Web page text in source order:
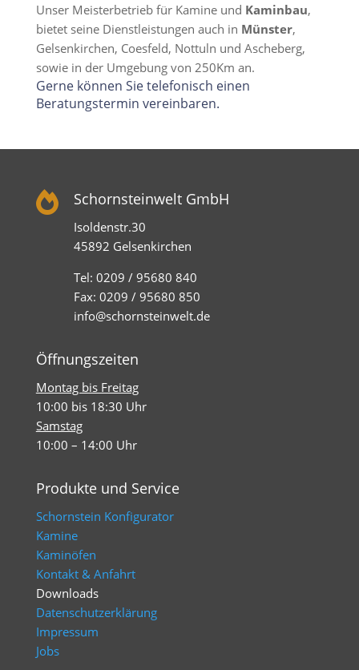
Unser Meisterbetrieb für Kamine und Kaminbau,
bietet seine Dienstleistungen auch in Münster,
Gelsenkirchen, Coesfeld, Nottuln und Ascheberg,
sowie in der Umgebung von 250Km an.
Gerne können Sie telefonisch einen
Beratungstermin vereinbaren.
 Schornsteinwelt GmbH
Isoldenstr.30
45892 Gelsenkirchen
Tel: 0209 / 95680 840
Fax: 0209 / 95680 850
info@schornsteinwelt.de
Öffnungszeiten
Montag bis Freitag
10:00 bis 18:30 Uhr
Samstag
10:00 – 14:00 Uhr
Produkte und Service
Schornstein Konfigurator
Kamine
Kaminöfen
Kontakt & Anfahrt
Downloads
Datenschutzerklärung
Impressum
Jobs